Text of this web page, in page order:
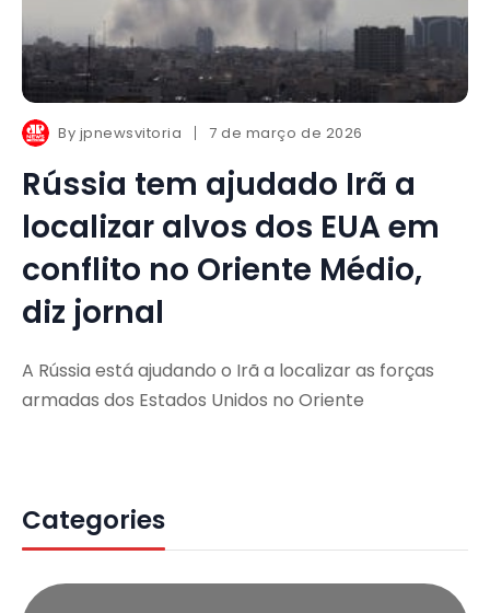
By jpnewsvitoria 7 de março de 2026
Rússia tem ajudado Irã a
localizar alvos dos EUA em
conflito no Oriente Médio,
diz jornal
A Rússia está ajudando o Irã a localizar as forças
armadas dos Estados Unidos no Oriente
Categories